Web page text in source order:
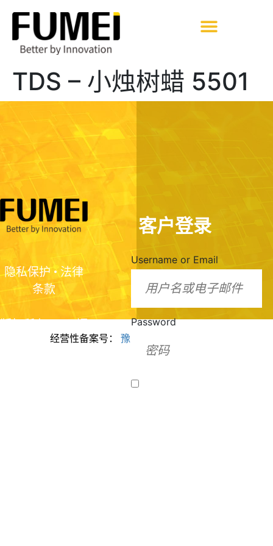
TDS – 小烛树蜡 5501
隐私保护•法律
条款
美脂质化学（河
客户登录
Username or Email
Password
经营性备案号： 豫ICP备2024099943号